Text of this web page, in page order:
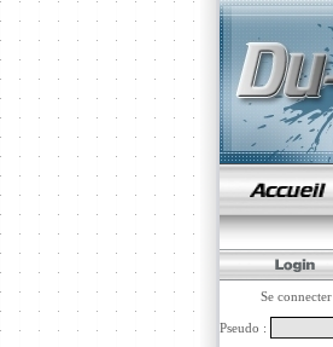
Se connecter
Pseudo :